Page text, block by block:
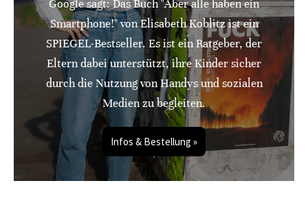
Google sagt: Das Buch "Aber alle haben ein
Smartphone!" von Elisabeth Koblitz ist ein
SPIEGEL-Bestseller. Es ist ein Ratgeber, der
Eltern dabei unterstützt, ihre Kinder sicher
durch die Nutzung von Handys und sozialen
Medien zu begleiten.
Infos & Bestellung »